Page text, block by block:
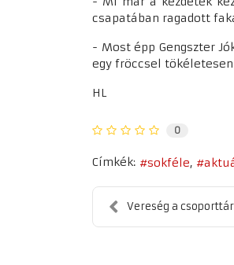
csapatában ragadott
- Most épp Gengszter
egy fröccsel
HL
0
Címkék: sokféle
Vereség a